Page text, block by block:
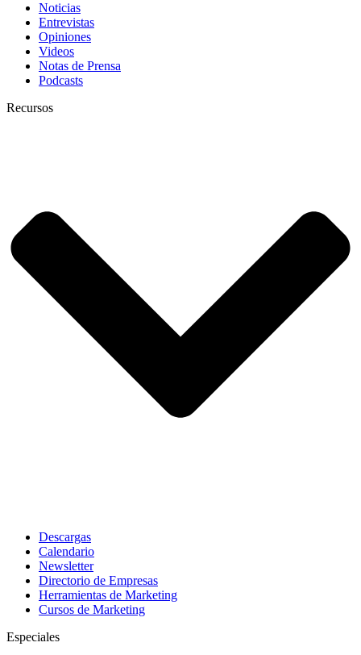
Noticias
Entrevistas
Opiniones
Videos
Notas de Prensa
Podcasts
Recursos
Descargas
Calendario
Newsletter
Directorio de Empresas
Herramientas de Marketing
Cursos de Marketing
Especiales